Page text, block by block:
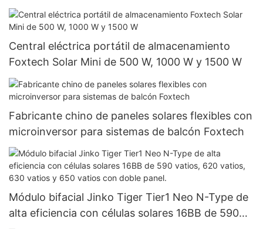
domésticos.
Central eléctrica portátil de almacenamiento
Foxtech Solar Mini de 500 W, 1000 W y 1500 W
Fabricante chino de paneles solares flexibles con
microinversor para sistemas de balcón Foxtech
Módulo bifacial Jinko Tiger Tier1 Neo N-Type de
alta eficiencia con células solares 16BB de 590